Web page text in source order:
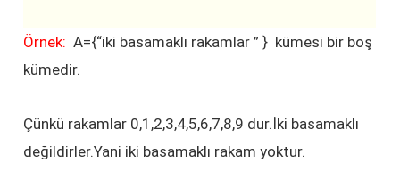
Örnek: A={“iki basamaklı rakamlar ” } kümesi bir boş
kümedir.
Çünkü rakamlar 0,1,2,3,4,5,6,7,8,9 dur.İki basamaklı
değildirler.Yani iki basamaklı rakam yoktur.